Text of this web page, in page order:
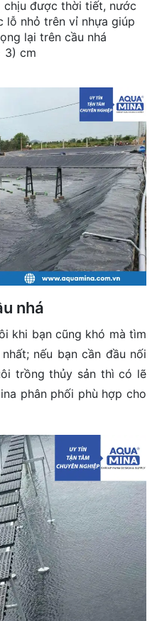
chịu được thời tiết, nước
lỗ nhỏ trên vỉ nhựa giúp
lại trên cầu nhá
3) cm
nhá
khi bạn cũng khó mà tìm
nếu bạn cần đầu nối
trồng thủy sản thì có lẽ
phân phối phù hợp cho